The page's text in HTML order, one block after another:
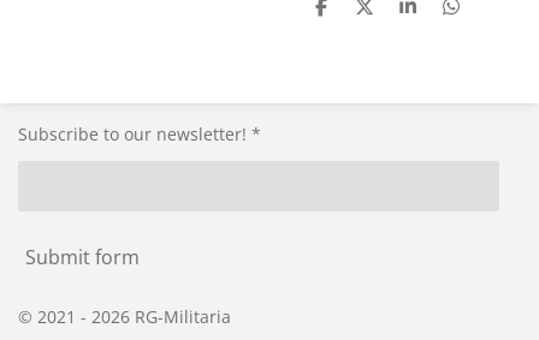
S
S
S
S
Subscribe to our newsletter! *
Submit form
© 2021 - 2026 RG-Militaria